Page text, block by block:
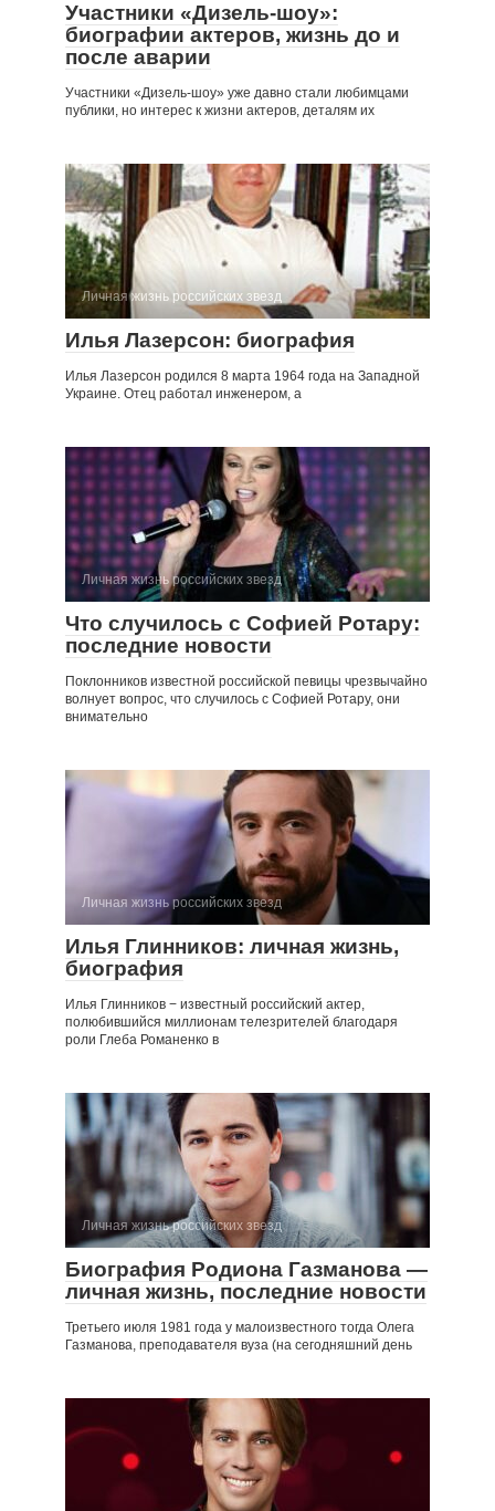
Участники «Дизель-шоу»:
биографии актеров, жизнь до и
после аварии
Участники «Дизель-шоу» уже давно стали любимцами
публики, но интерес к жизни актеров, деталям их
Личная жизнь российских звезд
Илья Лазерсон: биография
Илья Лазерсон родился 8 марта 1964 года на Западной
Украине. Отец работал инженером, а
Личная жизнь российских звезд
Что случилось с Софией Ротару:
последние новости
Поклонников известной российской певицы чрезвычайно
волнует вопрос, что случилось с Софией Ротару, они
внимательно
Личная жизнь российских звезд
Илья Глинников: личная жизнь,
биография
Илья Глинников − известный российский актер,
полюбившийся миллионам телезрителей благодаря
роли Глеба Романенко в
Личная жизнь российских звезд
Биография Родиона Газманова —
личная жизнь, последние новости
Третьего июля 1981 года у малоизвестного тогда Олега
Газманова, преподавателя вуза (на сегодняшний день